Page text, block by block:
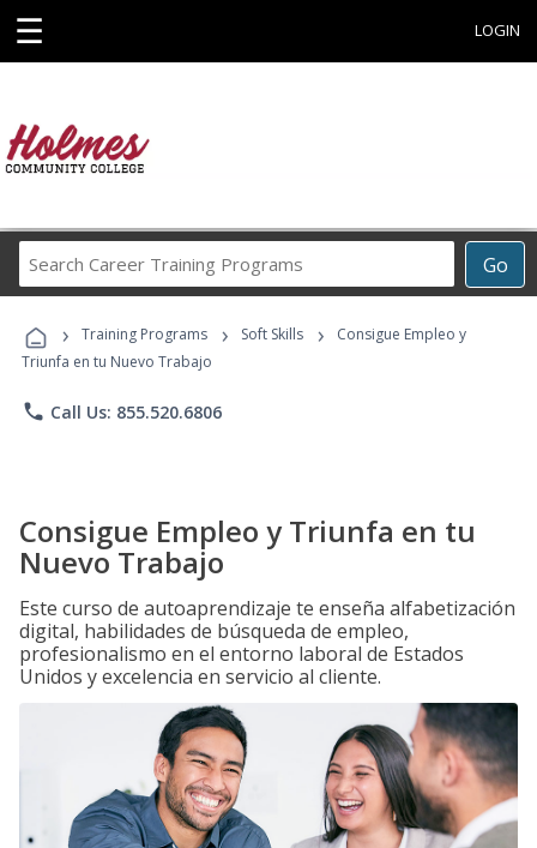
☰ LOGIN
Go
Career
Programs
› Training Programs › Soft Skills ›
Consigue Empleo y
Triunfa en tu Nuevo Trabajo
phone Call Us: 855.520.6806
Consigue Empleo y Triunfa en tu
Nuevo Trabajo
Este curso de autoaprendizaje te enseña alfabetización
digital, habilidades de búsqueda de empleo,
profesionalismo en el entorno laboral de Estados
Unidos y excelencia en servicio al cliente.